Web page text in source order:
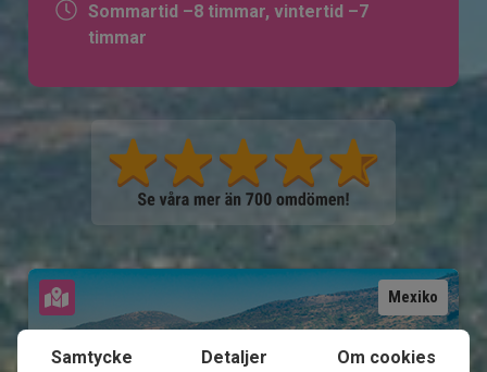
Sommartid –8 timmar, vintertid –7
timmar
Mexiko
Samtycke Detaljer Om cookies